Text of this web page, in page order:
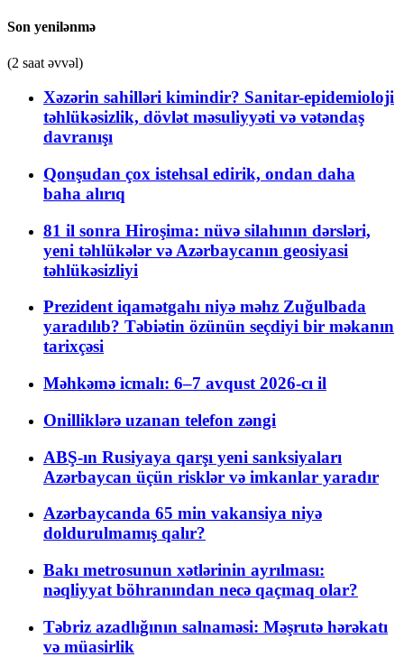
Son yenilənmə
(2 saat əvvəl)
Xəzərin sahilləri kimindir? Sanitar-epidemioloji
təhlükəsizlik, dövlət məsuliyyəti və vətəndaş
davranışı
Qonşudan çox istehsal edirik, ondan daha
baha alırıq
81 il sonra Hiroşima: nüvə silahının dərsləri,
yeni təhlükələr və Azərbaycanın geosiyasi
təhlükəsizliyi
Prezident iqamətgahı niyə məhz Zuğulbada
yaradılıb? Təbiətin özünün seçdiyi bir məkanın
tarixçəsi
Məhkəmə icmalı: 6–7 avqust 2026-cı il
Onilliklərə uzanan telefon zəngi
ABŞ-ın Rusiyaya qarşı yeni sanksiyaları
Azərbaycan üçün risklər və imkanlar yaradır
Azərbaycanda 65 min vakansiya niyə
doldurulmamış qalır?
Bakı metrosunun xətlərinin ayrılması:
nəqliyyat böhranından necə qaçmaq olar?
Təbriz azadlığının salnaməsi: Məşrutə hərəkatı
və müasirlik